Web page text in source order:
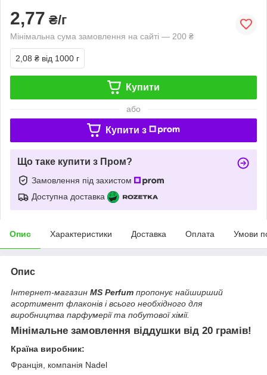
2,77 ₴/г
Мінімальна сума замовлення на сайті — 200 ₴
2,08 ₴ від 1000 г
Купити
або
Купити з
Що таке купити з Пром?
Замовлення під захистом
Доступна доставка
Опис Характеристики Доставка Оплата Умови
Опис
Інтернет-магазин MS Perfum пропонує найширший
асортимент флаконів і всього необхідного для
виробництва парфумерії та побутової хімії.
Мінімальне замовлення віддушки від 20 грамів!
Країна виробник:
Франція, компанія Nadel